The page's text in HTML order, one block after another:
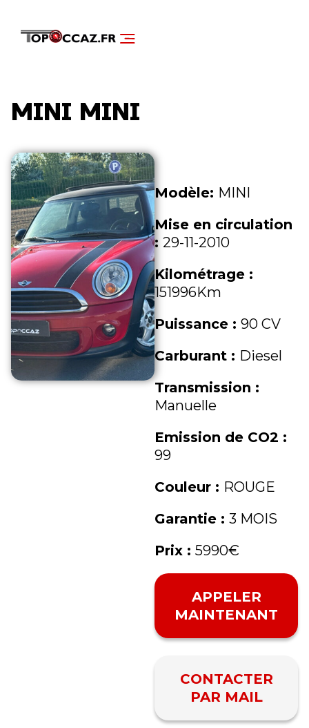
MINI MINI
Modèle: MINI
Mise en circulation
: 29-11-2010
Kilométrage :
151996Km
Puissance : 90 CV
Carburant : Diesel
Transmission :
Manuelle
Emission de CO2 :
99
Couleur : ROUGE
Garantie : 3 MOIS
Prix : 5990€
APPELER
MAINTENANT
CONTACTER
PAR MAIL